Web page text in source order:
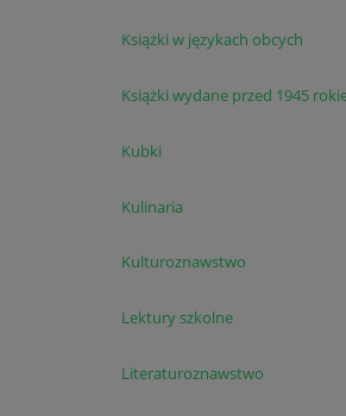
Książki w językach obcych
Książki wydane przed 1945
Kubki
Kulinaria
Kulturoznawstwo
Lektury szkolne
Literaturoznawstwo